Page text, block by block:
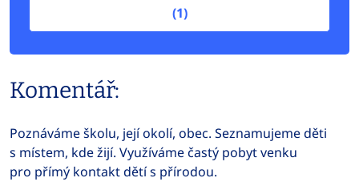
(1)
Komentář:
Poznáváme školu, její okolí, obec. Seznamujeme děti
s místem, kde žijí. Využíváme častý pobyt venku
pro přímý kontakt dětí s přírodou.